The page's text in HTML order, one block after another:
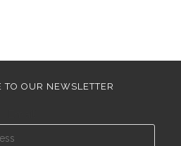
TO OUR NEWSLETTER